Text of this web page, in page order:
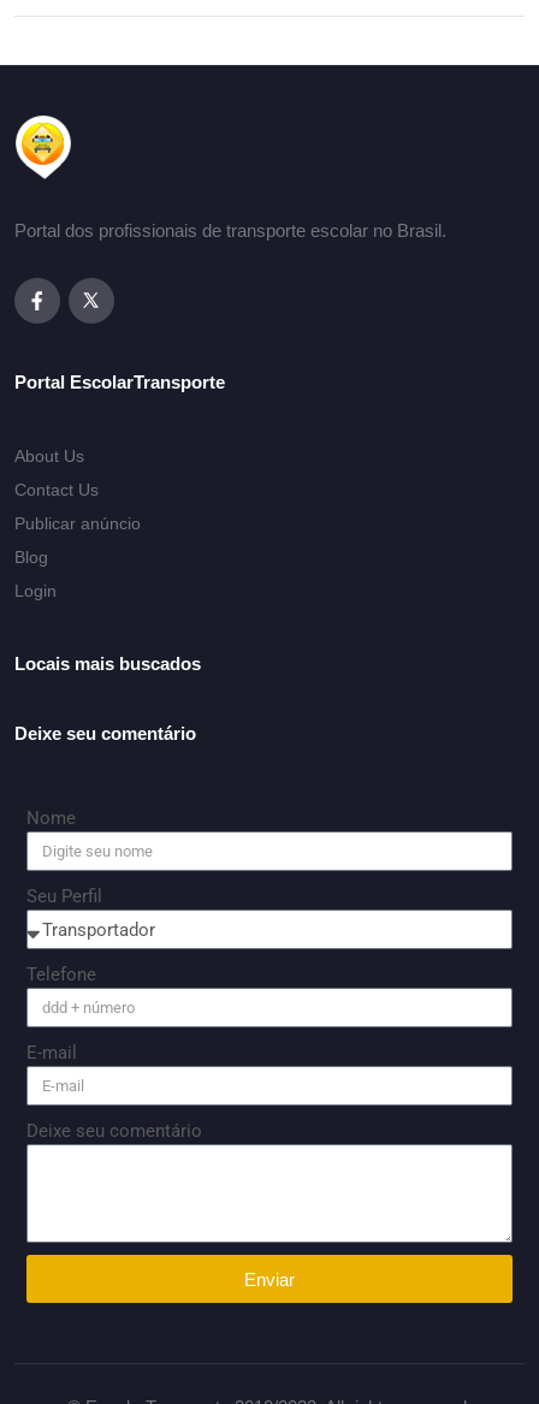
Portal dos profissionais de transporte escolar no Brasil.
Portal EscolarTransporte
About Us
Contact Us
Publicar anúncio
Blog
Login
Locais mais buscados
Deixe seu comentário
Nome
Seu Perfil
Telefone
E-mail
Deixe seu comentário
Enviar